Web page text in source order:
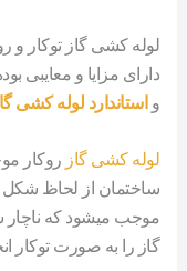
لوله کشی گاز توکار و
دارای مزایا و معایبی
واستاندارد لوله کشی
لوله کشی گاز روکار
ساختمان از لحاظ
موجب میشود که ناچار
گاز را به صورت توکار